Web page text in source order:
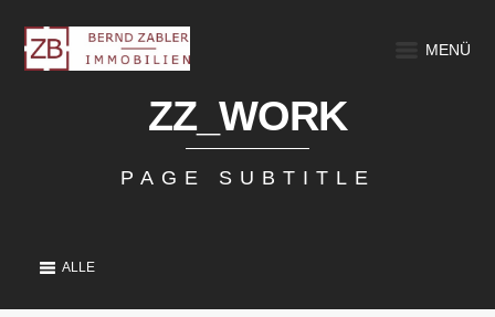
MENÜ
ZZ_WORK
PAGE SUBTITLE
ALLE